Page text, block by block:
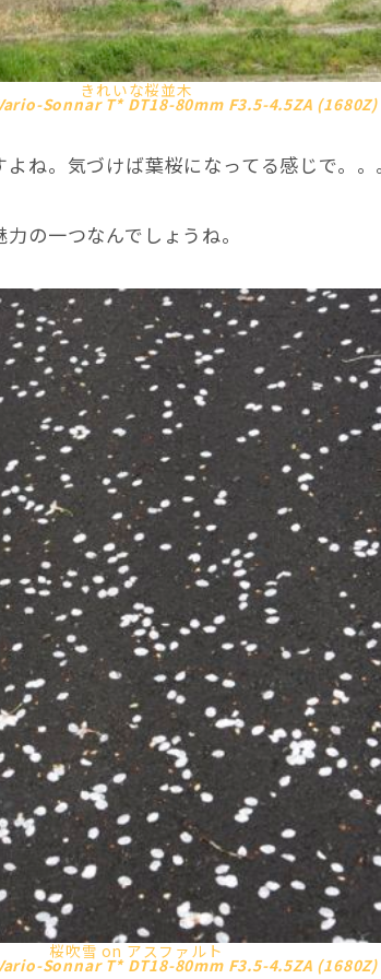
きれいな桜並木
Sonnar T* DT18-80mm F3.5-4.5ZA (1680Z)
ね。気づけば葉桜になってる感じで。。
の一つなんでしょうね。
桜吹雪 on アスファルト
Sonnar T* DT18-80mm F3.5-4.5ZA (1680Z)